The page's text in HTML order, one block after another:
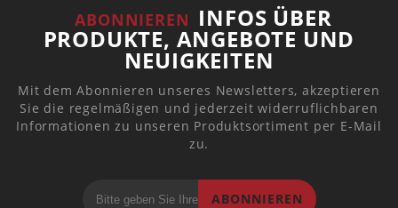
ABONNIEREN INFOS ÜBER
PRODUKTE, ANGEBOTE UND
NEUIGKEITEN
Mit dem Abonnieren unseres Newsletters, akzeptieren
Sie die regelmäßigen und jederzeit widerruflichbaren
Informationen zu unseren Produktsortiment per E-Mail
zu.
ABONNIEREN